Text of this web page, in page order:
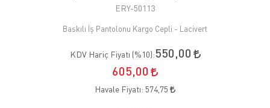
ERY-50113
Baskılı İş Pantolonu Kargo Cepli - Lacivert
KDV Hariç Fiyatı (%10):550,00
605,00
Havale Fiyatı: 574,75